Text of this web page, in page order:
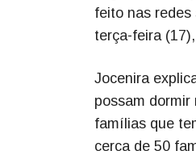
feito nas redes
terça-feira
Jocenira
possam dormir
famílias que
cerca de 50